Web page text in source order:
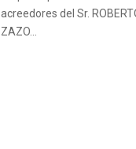
acreedores del Sr.
ZAZO...